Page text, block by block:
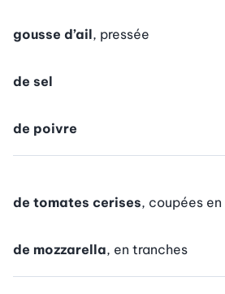
gousse d’ail, pressée
de sel
de poivre
de tomates cerises, coupées en
de mozzarella, en tranches